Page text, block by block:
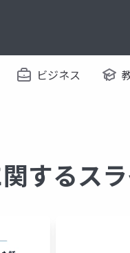
ビジネス
するス